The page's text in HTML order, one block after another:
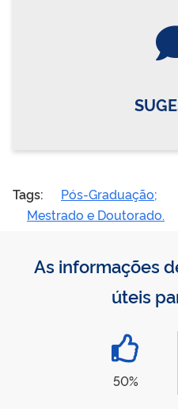
Tags: Pós-Graduação;
Mestrado e Doutorado.
As informações
úteis
50%